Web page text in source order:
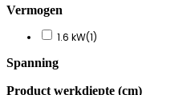
Vermogen
1.6 kW(1)
Spanning
Product werkdiepte (cm)